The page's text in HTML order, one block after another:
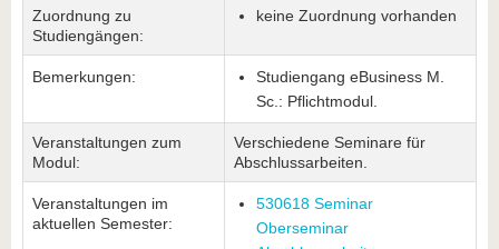
Zuordnung zu
Studiengängen:
keine Zuordnung vorhanden
Bemerkungen:
Studiengang eBusiness M.
Sc.: Pflichtmodul.
Veranstaltungen zum
Modul:
Verschiedene Seminare für
Abschlussarbeiten.
Veranstaltungen im
aktuellen Semester:
530618 Seminar
Oberseminar